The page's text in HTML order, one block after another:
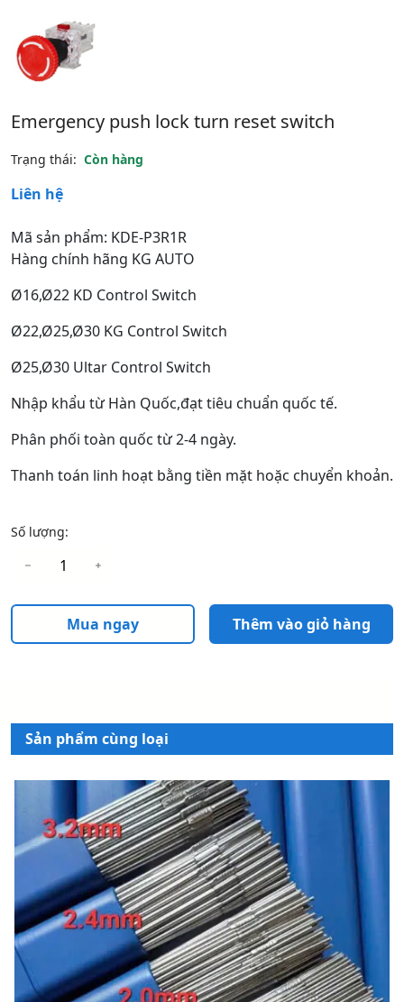
Emergency push lock turn reset switch
Trạng thái: Còn hàng
Liên hệ
Mã sản phẩm: KDE-P3R1R
Hàng chính hãng KG AUTO
Ø16,Ø22 KD Control Switch
Ø22,Ø25,Ø30 KG Control Switch
Ø25,Ø30 Ultar Control Switch
Nhập khẩu từ Hàn Quốc,đạt tiêu chuẩn quốc tế.
Phân phối toàn quốc từ 2-4 ngày.
Thanh toán linh hoạt bằng tiền mặt hoặc chuyển khoản.
Số lượng:
Mua ngay Thêm vào giỏ hàng
Sản phẩm cùng loại